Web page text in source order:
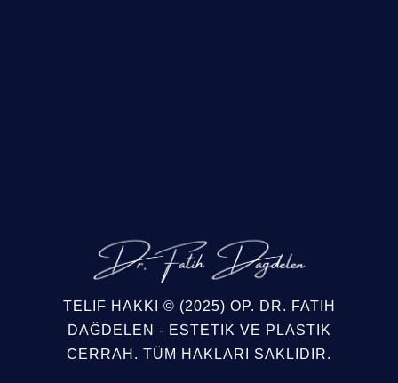
TELIF HAKKI © (2025) OP. DR. FATIH
DAĞDELEN - ESTETIK VE PLASTIK
CERRAH . TÜM HAKLARI SAKLIDIR.